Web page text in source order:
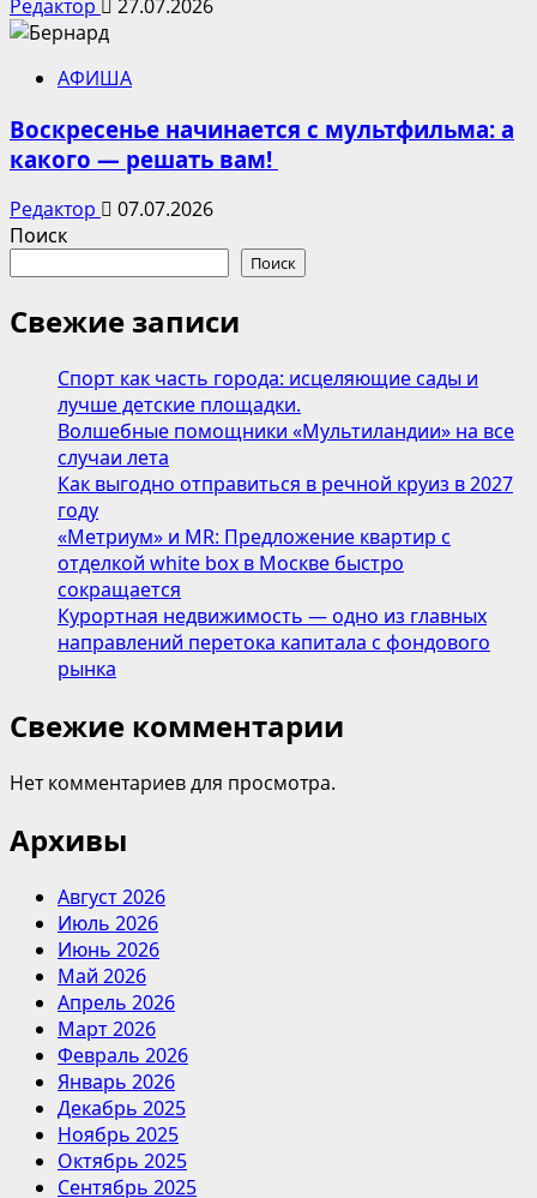
Редактор 27.07.2026
АФИША
Воскресенье начинается с мультфильма: а
какого — решать вам!
Редактор
07.07.2026
Поиск
Поиск
Свежие записи
Спорт как часть города: исцеляющие сады и
лучше детские площадки.
Волшебные помощники «Мультиландии» на все
случаи лета
Как выгодно отправиться в речной круиз в 2027
году
«Метриум» и MR: Предложение квартир с
отделкой white box в Москве быстро
сокращается
Курортная недвижимость — одно из главных
направлений перетока капитала с фондового
рынка
Свежие комментарии
Нет комментариев для просмотра.
Архивы
Август 2026
Июль 2026
Июнь 2026
Май 2026
Апрель 2026
Март 2026
Февраль 2026
Январь 2026
Декабрь 2025
Ноябрь 2025
Октябрь 2025
Сентябрь 2025